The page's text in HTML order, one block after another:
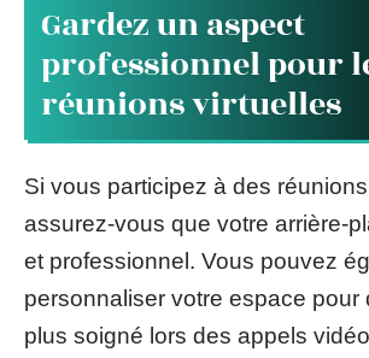
Gardez un aspect
professionnel pour
réunions virtuelles
Si vous participez à des
assurez-vous que votre arrière-
et professionnel. Vous pouvez
personnaliser votre espace pour
plus soigné lors des appels